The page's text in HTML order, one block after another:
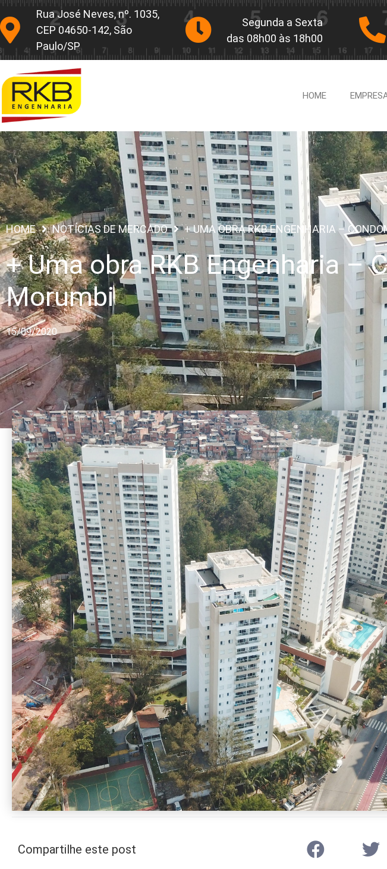
Rua José Neves, nº. 1035,
CEP 04650-142, São
Paulo/SP
Segunda a Sexta
das 08h00 às 18h00
HOME
HOME NOTÍCIAS DE MERCADO + UMA OBRA RKB ENGENHARIA –
+ Uma obra RKB Engenharia –
Morumbi
15/09/2020
Compartilhe este post